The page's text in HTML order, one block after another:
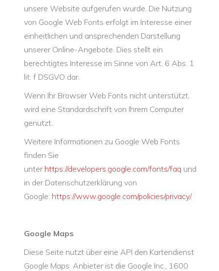
unsere Website aufgerufen wurde. Die Nutzung
von Google Web Fonts erfolgt im Interesse einer
einheitlichen und ansprechenden Darstellung
unserer Online-Angebote. Dies stellt ein
berechtigtes Interesse im Sinne von Art. 6 Abs. 1
lit. f DSGVO dar.
Wenn Ihr Browser Web Fonts nicht unterstützt,
wird eine Standardschrift von Ihrem Computer
genutzt.
Weitere Informationen zu Google Web Fonts
finden Sie
unter https://developers.google.com/fonts/faq und
in der Datenschutzerklärung von
Google: https://www.google.com/policies/privacy/.
Google Maps
Diese Seite nutzt über eine API den Kartendienst
Google Maps. Anbieter ist die Google Inc., 1600